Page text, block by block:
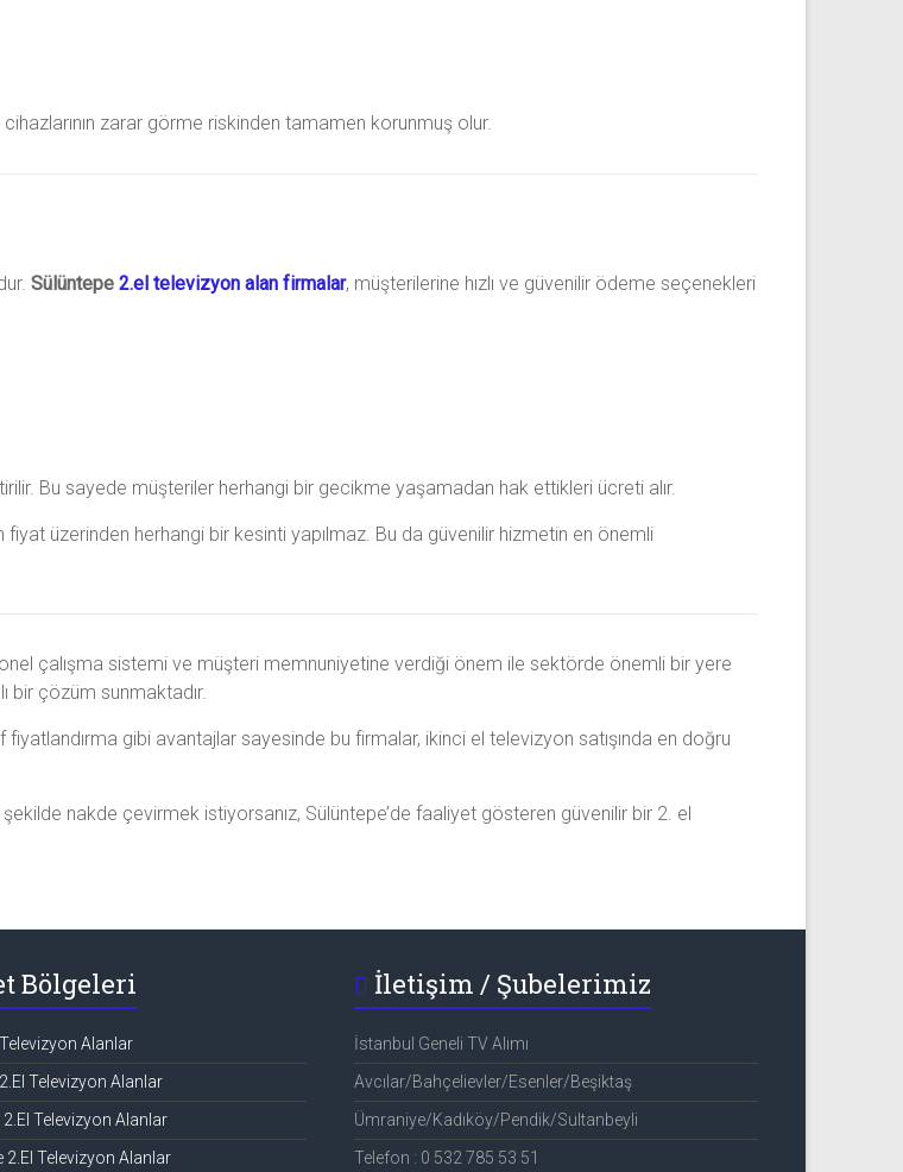
zarar görme riskinden tamamen korunmuş olur.
Sülüntepe 2.el televizyon alan firmalar, müşterilerine hızlı ve güvenilir ödeme seçenekleri
Bu sayede müşteriler herhangi bir gecikme yaşamadan hak ettikleri ücreti alır.
üzerinden herhangi bir kesinti yapılmaz. Bu da güvenilir hizmetin en önemli
çalışma sistemi ve müşteri memnuniyetine verdiği önem ile sektörde önemli bir yere
bir çözüm sunmaktadır.
gibi avantajlar sayesinde bu firmalar, ikinci el televizyon satışında en doğru
nakde çevirmek istiyorsanız, Sülüntepe’de faaliyet gösteren güvenilir bir 2. el
Bölgeleri
Alanlar
Televizyon Alanlar
Televizyon Alanlar
2.El Televizyon Alanlar
İletişim / Şubelerimiz
İstanbul Geneli TV Alımı
Avcılar/Bahçelievler/Esenler/Beşiktaş
Ümraniye/Kadıköy/Pendik/Sultanbeyli
Telefon : 0 532 785 53 51